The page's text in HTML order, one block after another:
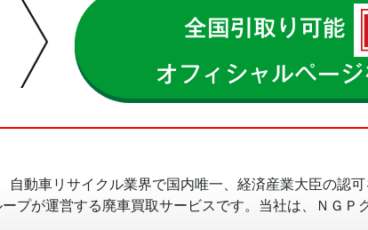
全国引取り可能
オフィシャルペー
自動車リサイクル業界で国内唯一、経済産業大臣の認
プが運営する廃車買取サービスです。当社は、ＮＧＰ